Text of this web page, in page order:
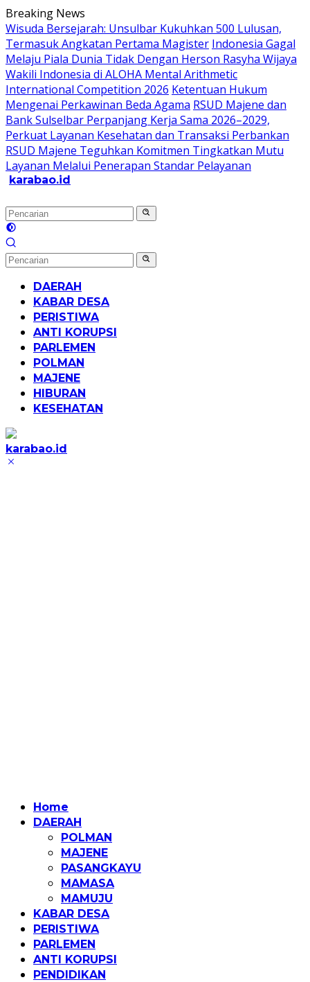
Langsung
ke
konten
Breaking News
Wisuda Bersejarah: Unsulbar Kukuhkan 500 Lulusan,
Termasuk Angkatan Pertama Magister Indonesia Gagal
Melaju Piala Dunia Tidak Dengan Herson Rasyha Wijaya
Wakili Indonesia di ALOHA Mental Arithmetic
International Competition 2026 Ketentuan Hukum
Mengenai Perkawinan Beda Agama RSUD Majene dan
Bank Sulselbar Perpanjang Kerja Sama 2026–2029,
Perkuat Layanan Kesehatan dan Transaksi Perbankan
RSUD Majene Teguhkan Komitmen Tingkatkan Mutu
Layanan Melalui Penerapan Standar Pelayanan
karabao.id
dan
Tajam
DAERAH
KABAR DESA
PERISTIWA
ANTI KORUPSI
PARLEMEN
POLMAN
MAJENE
HIBURAN
KESEHATAN
karabao.id
Tegas
Home
DAERAH
POLMAN
MAJENE
PASANGKAYU
MAMASA
MAMUJU
KABAR DESA
PERISTIWA
PARLEMEN
ANTI KORUPSI
PENDIDIKAN